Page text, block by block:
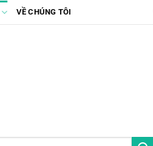
VỀ CHÚNG TÔI